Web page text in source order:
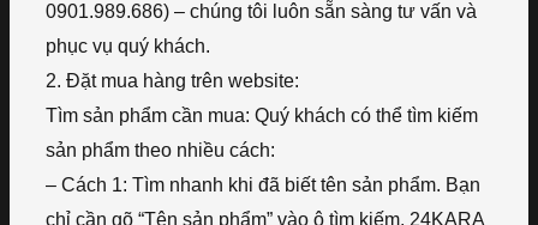
0901.989.686) – chúng tôi luôn sẵn sàng tư vấn và
phục vụ quý khách.
2. Đặt mua hàng trên website:
Tìm sản phẩm cần mua: Quý khách có thể tìm kiếm
sản phẩm theo nhiều cách:
– Cách 1: Tìm nhanh khi đã biết tên sản phẩm. Bạn
chỉ cần gõ “Tên sản phẩm” vào ô tìm kiếm, 24KARA